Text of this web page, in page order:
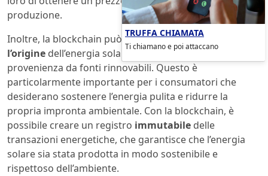
produzione.
Inoltre, la blockchain può essere utilizzata per
l’origine dell’energia solare egarantire la sua
provenienza da fonti rinnovabili. Questo è
particolarmente importante per i consumatori che
desiderano sostenere l’energia pulita e ridurre la
propria impronta ambientale. Con la blockchain, è
possibile creare un registro immutabile delle
transazioni energetiche, che garantisce che l’energia
solare sia stata prodotta in modo sostenibile e
rispettoso dell’ambiente.
TRUFFA CHIAMATA
Ti chiamano e poi attaccano